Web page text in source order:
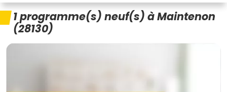
1 programme(s) neuf(s) à Maintenon
(28130)